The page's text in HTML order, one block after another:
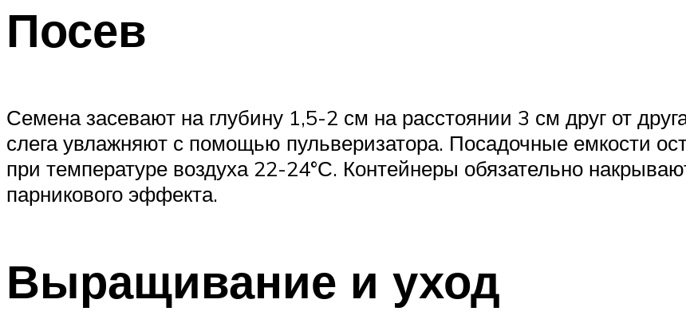
Посев
Семена засевают на глубину 1,5-2 см на расстоянии 3 см друг от
слега увлажняют с помощью пульверизатора. Посадочные емкости
при температуре воздуха 22-24°С. Контейнеры обязательно
парникового эффекта.
Выращивание и уход